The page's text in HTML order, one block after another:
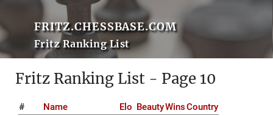
FRITZ.CHESSBASE.COM
Fritz Ranking List
Fritz Ranking List - Page 10
# Name Elo BeautyWinsCountry